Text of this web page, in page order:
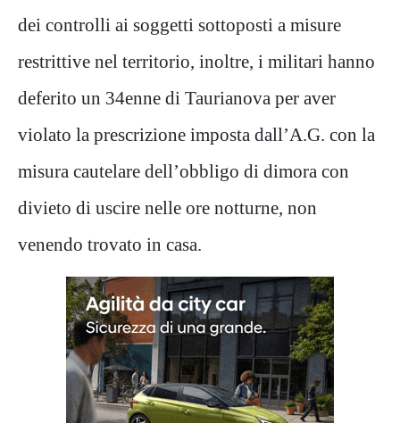
dei controlli ai soggetti sottoposti a misure
restrittive nel territorio, inoltre, i militari hanno
deferito un 34enne di Taurianova per aver
violato la prescrizione imposta dall’A.G. con la
misura cautelare dell’obbligo di dimora con
divieto di uscire nelle ore notturne, non
venendo trovato in casa.